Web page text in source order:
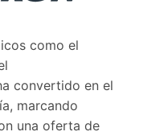
como el
convertido en el
marcando
una oferta de